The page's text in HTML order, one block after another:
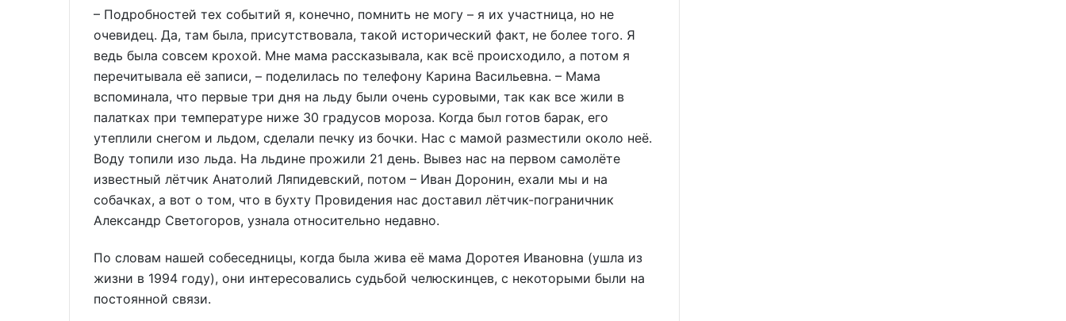
– Подробностей тех событий я, конечно, помнить не могу – я их участница, но не
очевидец. Да, там была, присутствовала, такой исторический факт, не более того. Я
ведь была совсем крохой. Мне мама рассказывала, как всё происходило, а потом я
перечитывала её записи, – поделилась по телефону Карина Васильевна. – Мама
вспоминала, что первые три дня на льду были очень суровыми, так как все жили в
палатках при температуре ниже 30 градусов мороза. Когда был готов барак, его
утеплили снегом и льдом, сделали печку из бочки. Нас с мамой разместили около неё.
Воду топили изо льда. На льдине прожили 21 день. Вывез нас на первом самолёте
известный лётчик Анатолий Ляпидевский, потом – Иван Доронин, ехали мы и на
собачках, а вот о том, что в бухту Провидения нас доставил лётчик-пограничник
Александр Светогоров, узнала относительно недавно.
По словам нашей собеседницы, когда была жива её мама Доротея Ивановна (ушла из
жизни в 1994 году), они интересовались судьбой челюскинцев, с некоторыми были на
постоянной связи.